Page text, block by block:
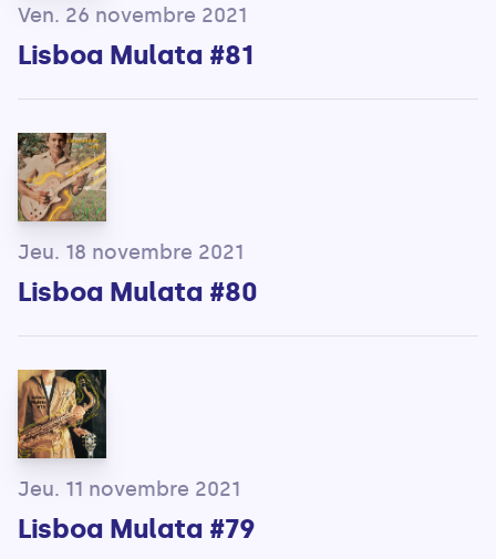
Ven. 26 novembre 2021
Lisboa Mulata #81
Jeu. 18 novembre 2021
Lisboa Mulata #80
Jeu. 11 novembre 2021
Lisboa Mulata #79